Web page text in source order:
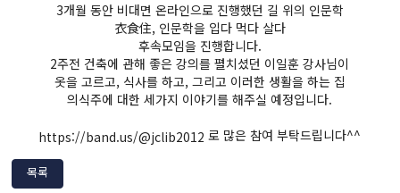
3개월 동안 비대면 온라인으로 진행했던 길 위의 인문학
衣食住, 인문학을 입다 먹다 살다
후속모임을 진행합니다.
2주전 건축에 관해 좋은 강의를 펼치셨던 이일훈 강사님이
옷을 고르고, 식사를 하고, 그리고 이러한 생활을 하는 집
의식주에 대한 세가지 이야기를 해주실 예정입니다.
https://band.us/@jclib2012 로 많은 참여 부탁드립니다^^
목록